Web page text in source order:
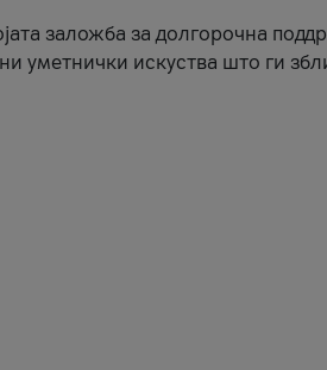
заложба за долгорочна
уметнички искуства што ги